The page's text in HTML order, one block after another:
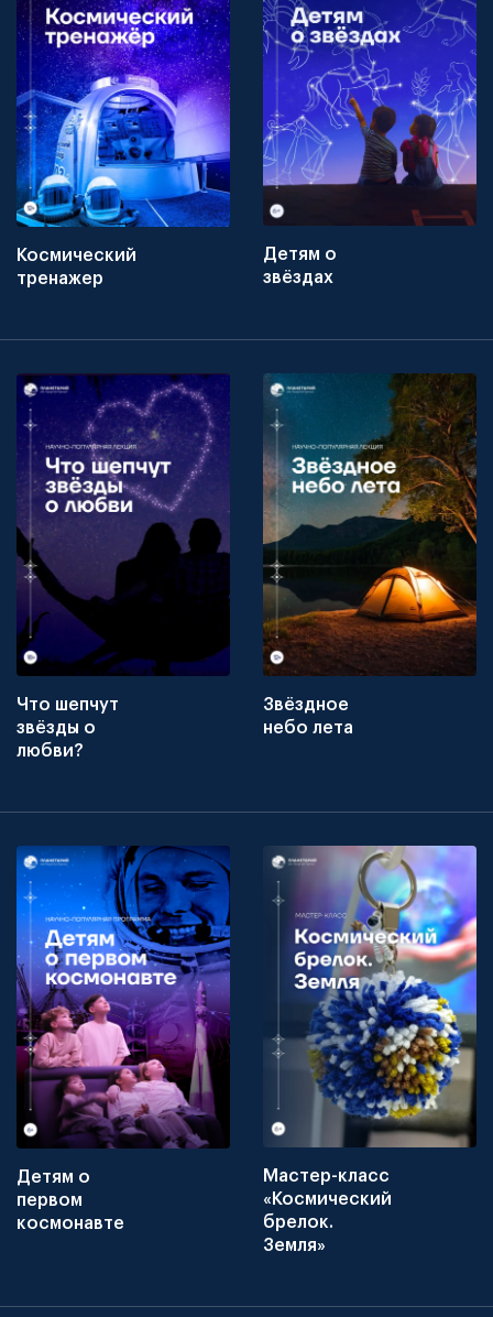
Космический
тренажер
Детям о
звёздах
Что шепчут
звёзды о
любви?
Звёздное
небо лета
Детям о
первом
космонавте
Мастер-класс
«Космический
брелок.
Земля»